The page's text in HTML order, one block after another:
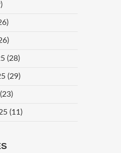
(28)
(29)
(23)
(11)